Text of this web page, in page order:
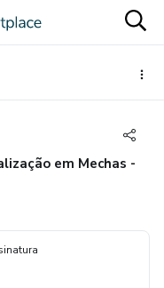
em Mechas -